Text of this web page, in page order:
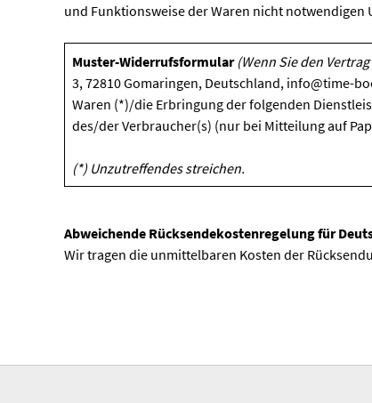
und Funktionsweise der Waren nicht
Muster-Widerrufsformular (Wenn Sie den
3, 72810 Gomaringen, Deutschland, info@time-
Waren (*)/die Erbringung der folgenden
des/der Verbraucher(s) (nur bei Mitteilung auf
(*) Unzutreffendes streichen.
Abweichende Rücksendekostenregelung für
Wir tragen die unmittelbaren Kosten der